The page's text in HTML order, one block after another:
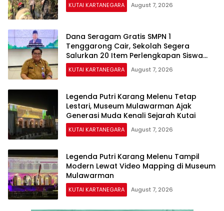
KUTAI KARTANEGARA August 7, 2026
Dana Seragam Gratis SMPN 1
Tenggarong Cair, Sekolah Segera
Salurkan 20 Item Perlengkapan Siswa
Baru
KUTAI KARTANEGARA August 7, 2026
Legenda Putri Karang Melenu Tetap
Lestari, Museum Mulawarman Ajak
Generasi Muda Kenali Sejarah Kutai
KUTAI KARTANEGARA August 7, 2026
Legenda Putri Karang Melenu Tampil
Modern Lewat Video Mapping di Museum
Mulawarman
KUTAI KARTANEGARA August 7, 2026